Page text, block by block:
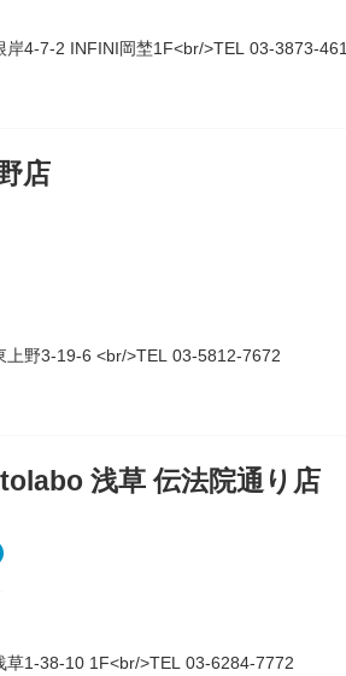
岸4-7-2 INFINI岡埜1F<br/>TEL 03-3873-
店
上野3-19-6 <br/>TEL 03-5812-7672
浅草 伝法院通り店
草1-38-10 1F<br/>TEL 03-6284-7772